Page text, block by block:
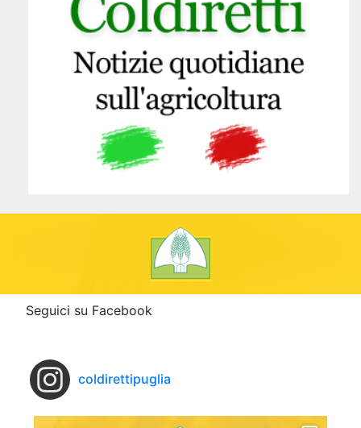
Seguici su Facebook
coldirettipuglia